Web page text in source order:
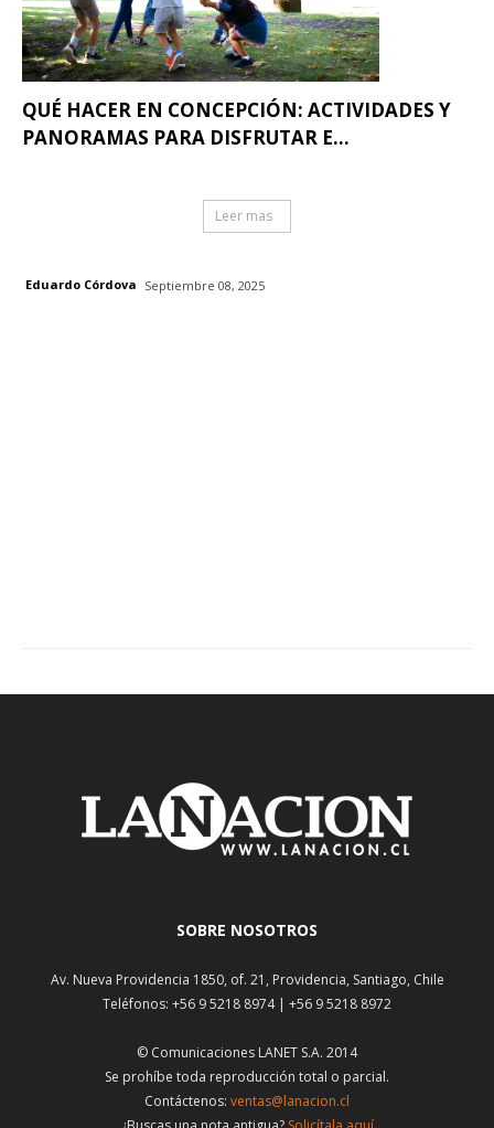
QUÉ HACER EN CONCEPCIÓN: ACTIVIDADES Y
PANORAMAS PARA DISFRUTAR E...
Leer mas
Eduardo Córdova Septiembre 08, 2025
SOBRE NOSOTROS
Av. Nueva Providencia 1850, of. 21, Providencia, Santiago, Chile
Teléfonos: +56 9 5218 8974 | +56 9 5218 8972
© Comunicaciones LANET S.A. 2014
Se prohíbe toda reproducción total o parcial.
Contáctenos: ventas@lanacion.cl